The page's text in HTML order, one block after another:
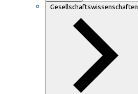
Gesellschaftswissenschaften